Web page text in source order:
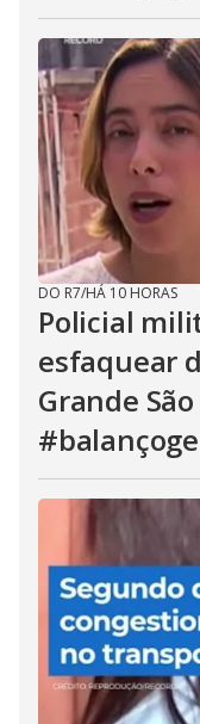
DO R7/HÁ 10 HORAS
Policial
esfaquear
Grande